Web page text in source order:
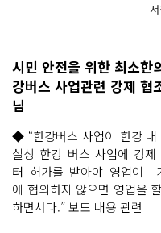
시민 안전을 위한 최소한
강버스 사업관련 강제 협
님
◆ “한강버스 사업이 한강 내
실상 한강 버스 사업에 강
터 허가를 받아야 영업이
에 협의하지 않으면 영업을
하면서다.” 보도 내용 관련